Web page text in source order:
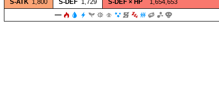
S‑ATK 1,800 S‑DEF 1,729 S‑DEF × HP 1,654,653